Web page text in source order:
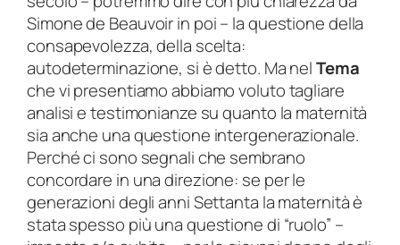
3
q
u
a
n
t
i
t
à
Simone de Beauvoir in poi – la questione della
consapevolezza, della scelta:
autodeterminazione, si è detto. Ma nelTema
che vi presentiamo abbiamo voluto tagliare
analisi e testimonianze su quanto la maternità
sia anche una questione intergenerazionale.
Perché ci sono segnali che sembrano
concordare in una direzione: se per le
generazioni degli anni Settanta la maternità è
stata spesso più una questione di “ruolo” –